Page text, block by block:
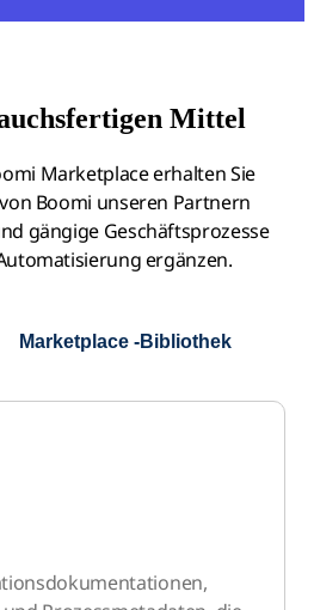
Mittel
Marketplace erhalten Sie
Boomi unseren Partnern
gängige Geschäftsprozesse
ergänzen.
Marketplace -Bibliothek